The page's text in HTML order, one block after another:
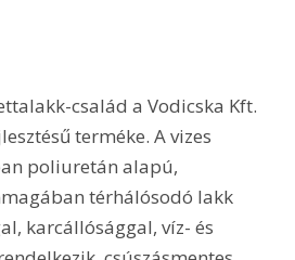
család a Vodicska Kft.
terméke. A vizes
poliuretán alapú,
térhálósodó lakk
karcállósággal, víz- és